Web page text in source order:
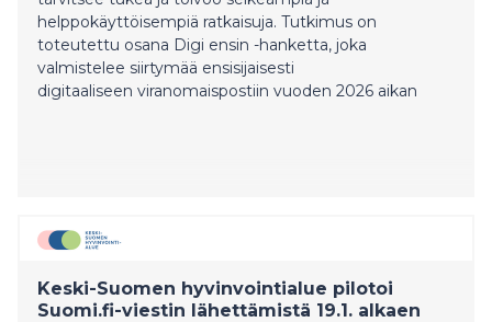
helppokäyttöisempiä ratkaisuja. Tutkimus on
toteutettu osana Digi ensin -hanketta, joka
valmistelee siirtymää ensisijaisesti
digitaaliseen viranomaispostiin vuoden 2026 aikan
Keski-Suomen hyvinvointialue pilotoi
Suomi.fi-viestin lähettämistä 19.1. alkaen